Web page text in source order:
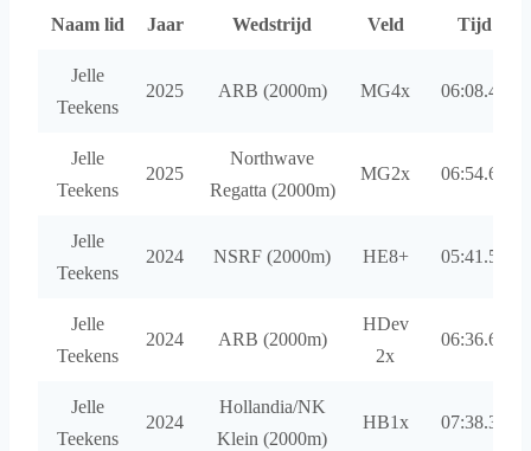
Naam lid Jaar Wedstrijd Veld Tijd
Jelle
Teekens
2025 ARB (2000m) MG4x 06:08.48
Jelle
Teekens
2025
Northwave
Regatta (2000m)
MG2x 06:54.62
Jelle
Teekens
2024 NSRF (2000m) HE8+ 05:41.56
Jelle
Teekens
2024 ARB (2000m)
HDev
2x
06:36.66
Jelle
Teekens
2024
Hollandia/NK
Klein (2000m)
HB1x 07:38.33